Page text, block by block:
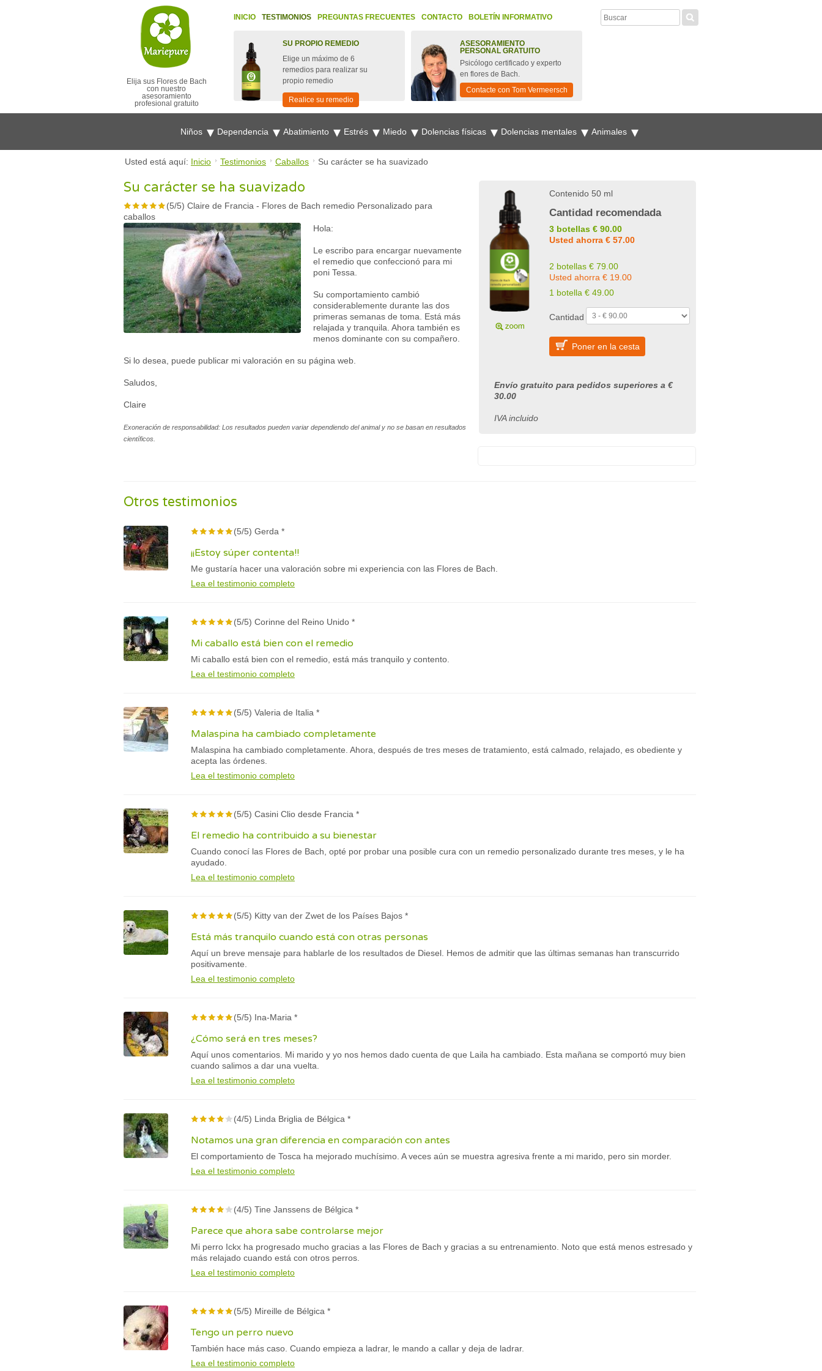
Elija sus Flores de Bach
con nuestro
asesoramiento
profesional gratuito
INICIO TESTIMONIOS PREGUNTAS FRECUENTES CONTACTO BOLETÍN INFORMATIVO
SU PROPIO REMEDIO
Elige un máximo de 6
remedios para realizar su
propio remedio
Realice su remedio
ASESORAMIENTO
PERSONAL GRATUITO
Psicólogo certificado y experto
en flores de Bach.
Contacte con Tom Vermeersch
Niños Dependencia Abatimiento Estrés Miedo Dolencias físicas Dolencias mentales Animales
Usted está aquí: Inicio Testimonios Caballos Su carácter se ha suavizado
Su carácter se ha suavizado
(5/5) Claire de Francia - Flores de Bach remedio Personalizado para
caballos
Hola:
Le escribo para encargar nuevamente
el remedio que confeccionó para mi
poni Tessa.
Su comportamiento cambió
considerablemente durante las dos
primeras semanas de toma. Está más
relajada y tranquila. Ahora también es
menos dominante con su compañero.
Si lo desea, puede publicar mi valoración en su página web.
Saludos,
Claire
Exoneración de responsabilidad: Los resultados pueden variar dependiendo del animal y no se basan en resultados
científicos.
Contenido 50 ml
Cantidad recomendada
3 botellas € 90.00
Usted ahorra € 57.00
2 botellas € 79.00
Usted ahorra € 19.00
1 botella € 49.00
Cantidad
Poner en la cesta
Envío gratuito para pedidos superiores a €
30.00
IVA incluido
Otros testimonios
(5/5) Gerda *
¡¡Estoy súper contenta!!
Me gustaría hacer una valoración sobre mi experiencia con las Flores de Bach.
Lea el testimonio completo
(5/5) Corinne del Reino Unido *
Mi caballo está bien con el remedio
Mi caballo está bien con el remedio, está más tranquilo y contento.
Lea el testimonio completo
(5/5) Valeria de Italia *
Malaspina ha cambiado completamente
Malaspina ha cambiado completamente. Ahora, después de tres meses de tratamiento, está calmado, relajado, es obediente y
acepta las órdenes.
Lea el testimonio completo
(5/5) Casini Clio desde Francia *
El remedio ha contribuido a su bienestar
Cuando conocí las Flores de Bach, opté por probar una posible cura con un remedio personalizado durante tres meses, y le ha
ayudado.
Lea el testimonio completo
(5/5) Kitty van der Zwet de los Países Bajos *
Está más tranquilo cuando está con otras personas
Aquí un breve mensaje para hablarle de los resultados de Diesel. Hemos de admitir que las últimas semanas han transcurrido
positivamente.
Lea el testimonio completo
(5/5) Ina-Maria *
¿Cómo será en tres meses?
Aquí unos comentarios. Mi marido y yo nos hemos dado cuenta de que Laila ha cambiado. Esta mañana se comportó muy bien
cuando salimos a dar una vuelta.
Lea el testimonio completo
(4/5) Linda Briglia de Bélgica *
Notamos una gran diferencia en comparación con antes
El comportamiento de Tosca ha mejorado muchísimo. A veces aún se muestra agresiva frente a mi marido, pero sin morder.
Lea el testimonio completo
(4/5) Tine Janssens de Bélgica *
Parece que ahora sabe controlarse mejor
Mi perro Ickx ha progresado mucho gracias a las Flores de Bach y gracias a su entrenamiento. Noto que está menos estresado y
más relajado cuando está con otros perros.
Lea el testimonio completo
(5/5) Mireille de Bélgica *
Tengo un perro nuevo
También hace más caso. Cuando empieza a ladrar, le mando a callar y deja de ladrar.
Lea el testimonio completo